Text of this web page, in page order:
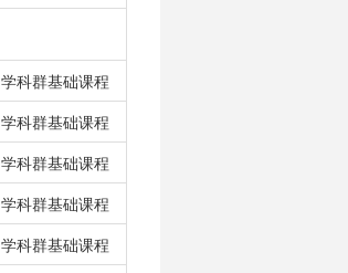
学科群基础课程
学科群基础课程
学科群基础课程
学科群基础课程
学科群基础课程